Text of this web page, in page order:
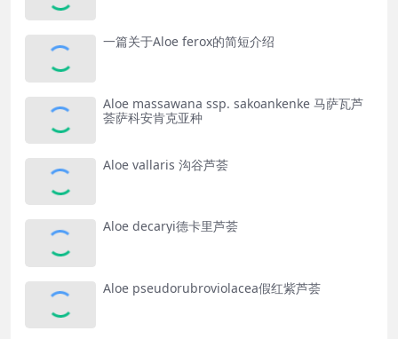
一篇关于Aloe ferox的简短介绍
Aloe massawana ssp. sakoankenke 马萨瓦芦
荟萨科安肯克亚种
Aloe vallaris 沟谷芦荟
Aloe decaryi德卡里芦荟
Aloe pseudorubroviolacea假红紫芦荟